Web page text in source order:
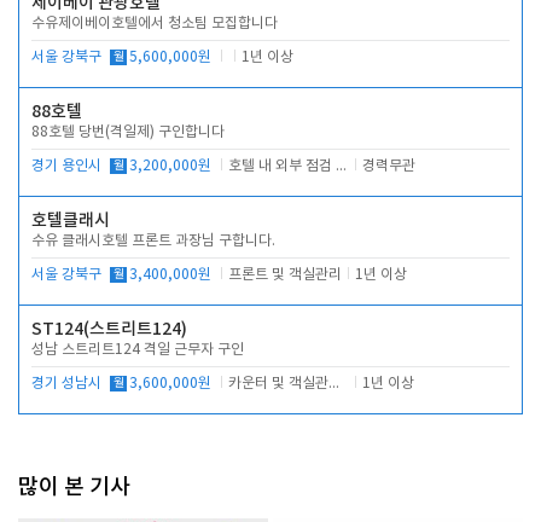
수유제이베이호텔에서 청소팀 모집합니다
서울 강북구 월 5,600,000원 1년 이상
88호텔
88호텔 당번(격일제) 구인합니다
경기 용인시 월 3,200,000원 호텔 내 외부 점검 및 프런트 운영 경력무관
호텔클래시
수유 클래시호텔 프론트 과장님 구합니다.
서울 강북구 월 3,400,000원 프론트 및 객실관리 1년 이상
ST124(스트리트124)
성남 스트리트124 격일 근무자 구인
경기 성남시 월 3,600,000원 카운터 및 객실관리 전반 1년 이상
많이 본 기사